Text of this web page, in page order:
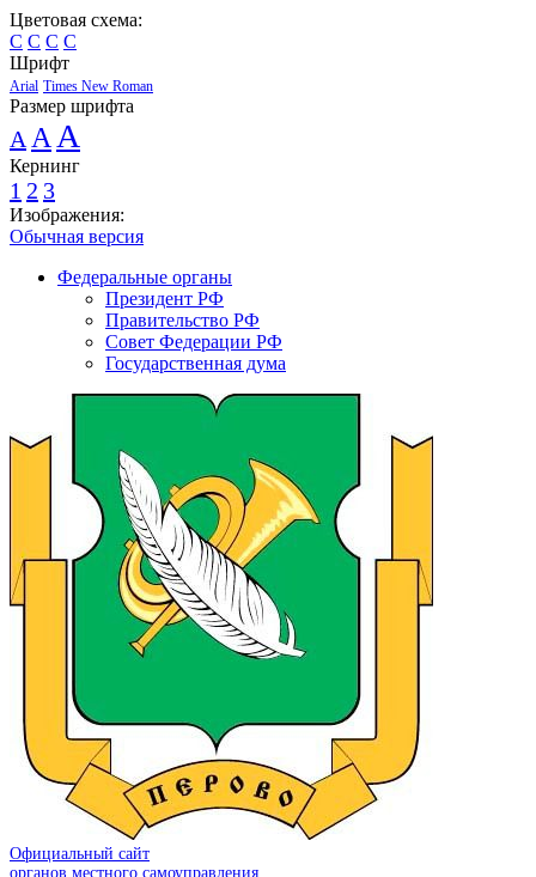
Цветовая схема:
C C C C
Шрифт
Arial Times New Roman
Размер шрифта
A A A
Кернинг
1 2 3
Изображения:
Обычная версия
Федеральные органы
Президент РФ
Правительство РФ
Совет Федерации РФ
Государственная дума
Официальный сайт
органов местного самоуправления